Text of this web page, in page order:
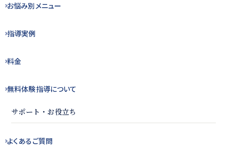
お悩み別メニュー
指導実例
料金
無料体験指導について
サポート・お役立ち
よくある ご質問